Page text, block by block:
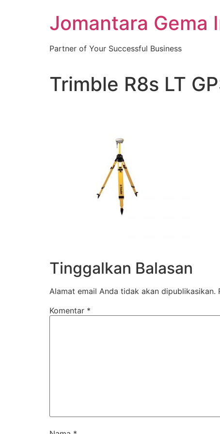
Jomantara Gema
Partner of Your Successful Business
Trimble R8s LT
Tinggalkan Balasan
Alamat email Anda tidak akan dipublikasikan.
Komentar *